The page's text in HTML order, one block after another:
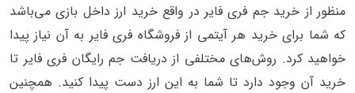
منظور از خرید جم فری فایر در واقع خرید ارز داخل بازی می‌باشد
که شما برای خرید هر آیتمی از فروشگاه فری فایر به آن نیاز پیدا
خواهید کرد. روش‌های مختلفی از دریافت جم رایگان فری فایر تا
خرید آن وجود دارد تا شما به این ارز دست پیدا کنید. همچنین